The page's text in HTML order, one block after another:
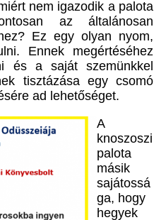
nem igazodik a palota
az általánosan
Ez egy olyan nyom,
Ennek megértéséhez
és a saját szemünkkel
tisztázása egy csomó
ad lehetőséget.
A
knoszoszi
palota
másik
sajátossá
ga, hogy
hegyek